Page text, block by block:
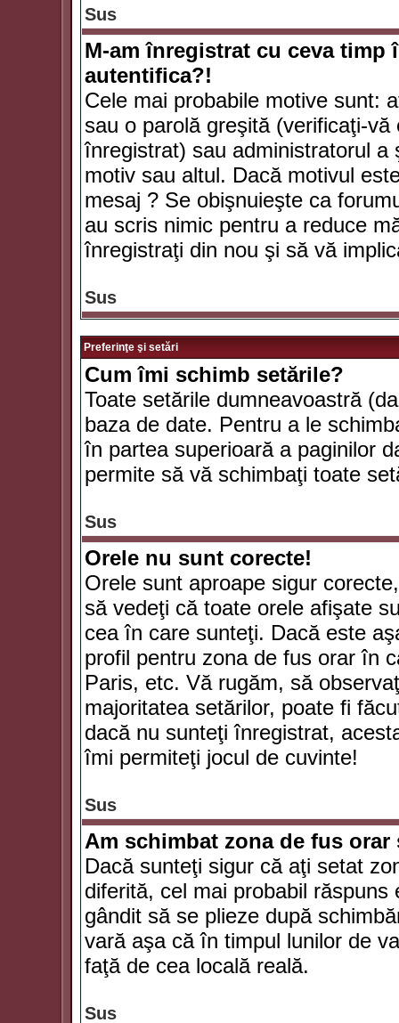
Sus
M-am înregistrat cu ceva timp
autentifica?!
Cele mai probabile motive sunt:
sau o parolă greşită (verificaţi-
înregistrat) sau administratorul
motiv sau altul. Dacă motivul
mesaj ? Se obişnuieşte ca
au scris nimic pentru a reduce
înregistraţi din nou şi să vă
Sus
Preferinţe şi setări
Cum îmi schimb setările?
Toate setările dumneavoastră
baza de date. Pentru a le
în partea superioară a paginilor
permite să vă schimbaţi toate
Sus
Orele nu sunt corecte!
Orele sunt aproape sigur
să vedeţi că toate orele afişate
cea în care sunteţi. Dacă este
profil pentru zona de fus orar în
Paris, etc. Vă rugăm, să
majoritatea setărilor, poate fi
dacă nu sunteţi înregistrat,
îmi permiteţi jocul de cuvinte!
Sus
Am schimbat zona de fus
Dacă sunteţi sigur că aţi setat
diferită, cel mai probabil
gândit să se plieze după
vară aşa că în timpul lunilor de
faţă de cea locală reală.
Sus